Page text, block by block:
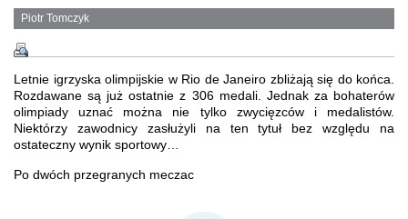
Piotr Tomczyk
Letnie igrzyska olimpijskie w Rio de Janeiro zbliżają się do końca.
Rozdawane są już ostatnie z 306 medali. Jednak za bohaterów
olimpiady uznać można nie tylko zwycięzców i medalistów.
Niektórzy zawodnicy zasłużyli na ten tytuł bez względu na
ostateczny wynik sportowy…
Po dwóch przegranych meczac